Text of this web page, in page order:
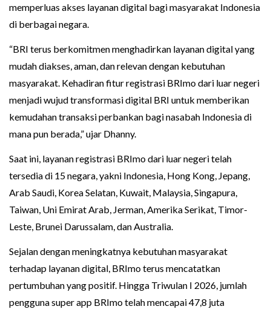
memperluas akses layanan digital bagi masyarakat Indonesia
di berbagai negara.
“BRI terus berkomitmen menghadirkan layanan digital yang
mudah diakses, aman, dan relevan dengan kebutuhan
masyarakat. Kehadiran fitur registrasi BRImo dari luar negeri
menjadi wujud transformasi digital BRI untuk memberikan
kemudahan transaksi perbankan bagi nasabah Indonesia di
mana pun berada,” ujar Dhanny.
Saat ini, layanan registrasi BRImo dari luar negeri telah
tersedia di 15 negara, yakni Indonesia, Hong Kong, Jepang,
Arab Saudi, Korea Selatan, Kuwait, Malaysia, Singapura,
Taiwan, Uni Emirat Arab, Jerman, Amerika Serikat, Timor-
Leste, Brunei Darussalam, dan Australia.
Sejalan dengan meningkatnya kebutuhan masyarakat
terhadap layanan digital, BRImo terus mencatatkan
pertumbuhan yang positif. Hingga Triwulan I 2026, jumlah
pengguna super app BRImo telah mencapai 47,8 juta